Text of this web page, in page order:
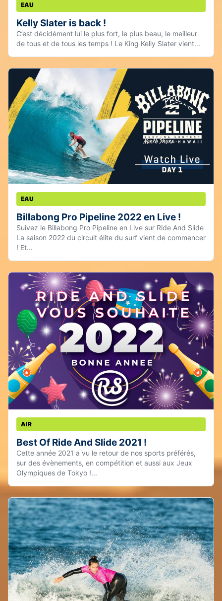
EAU
Kelly Slater is back !
C’est décidément lui le plus fort, le plus beau, le meilleur
de tous et de tous les temps ! Le King Kelly Slater vient...
EAU
Billabong Pro Pipeline 2022 en Live !
Suivez le Billabong Pro Pipeline en Live sur Ride And Slide
La saison 2022 du circuit élite du surf vient de commencer
! Et...
AIR
Best Of Ride And Slide 2021 !
Cette année 2021 a vu le retour de nos sports préférés,
sur des évènements, en compétition et aussi aux Jeux
Olympiques de Tokyo !...